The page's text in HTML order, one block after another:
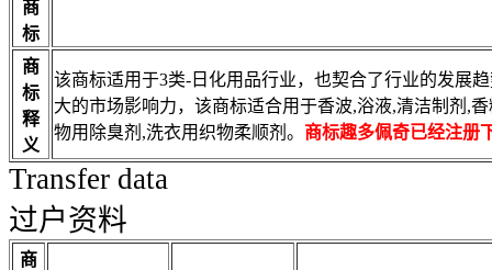
商
标
商
标
释
义
该商标适用于3类-日化用品行业，也契合了行业的发展
大的市场影响力，该商标适合用于香波,浴液,清洁制剂,
物用除臭剂,洗衣用织物柔顺剂。 商标趣多佩奇已经注册
Transfer data
过户资料
商